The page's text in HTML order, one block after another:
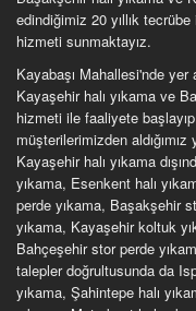
edindiğimiz 20 yıllık
hizmeti sunmaktayız.
Kayabaşı Mahallesi'nde yer
Kayaşehir halı yıkama ve
hizmeti ile faaliyete
müşterilerimizden
Kayaşehir halı yıkama
yıkama, Esenkent halı
perde yıkama, Başakşehir
yıkama, Kayaşehir koltuk
Bahçeşehir stor perde
talepler doğrultusunda da
yıkama, Şahintepe halı